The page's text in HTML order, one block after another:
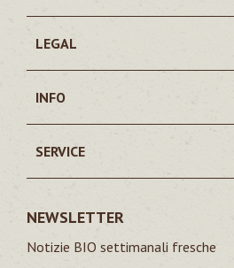
LEGAL
INFO
SERVICE
NEWSLETTER
Notizie BIO settimanali fresche